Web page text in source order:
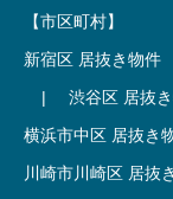
【市区町村】
新宿区 居抜き物件
|
渋谷区 居抜
横浜市中区 居抜き
川崎市川崎区 居抜